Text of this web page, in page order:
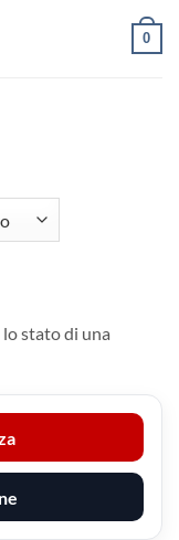
0
stato di una